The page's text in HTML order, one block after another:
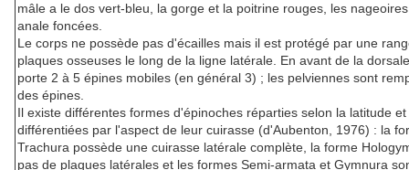
mâle a le dos vert-bleu, la gorge et la poitrine rouges, les
anale foncées.
Le corps ne possède pas d'écailles mais il est protégé par une
plaques osseuses le long de la ligne latérale. En avant de la
porte 2 à 5 épines mobiles (en général 3) ; les pelviennes sont
des épines.
Il existe différentes formes d'épinoches réparties selon la latitude et
différentiées par l'aspect de leur cuirasse (d'Aubenton, 1976) : la
Trachura possède une cuirasse latérale complète, la forme
pas de plaques latérales et les formes Semi-armata et Gymnura